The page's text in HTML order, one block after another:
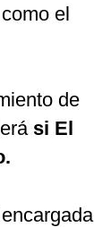
el
de
si El